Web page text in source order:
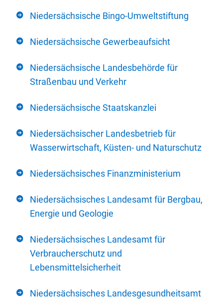
Niedersächsische Bingo-Umweltstiftung
Niedersächsische Gewerbeaufsicht
Niedersächsische Landesbehörde für
Straßenbau und Verkehr
Niedersächsische Staatskanzlei
Niedersächsischer Landesbetrieb für
Wasserwirtschaft, Küsten- und Naturschutz
Niedersächsisches Finanzministerium
Niedersächsisches Landesamt für Bergbau,
Energie und Geologie
Niedersächsisches Landesamt für
Verbraucherschutz und
Lebensmittelsicherheit
Niedersächsisches Landesgesundheitsamt